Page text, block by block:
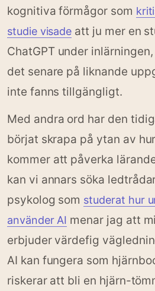
kognitiva förmågor som
studie visade att ju mer en
ChatGPT under
det senare på liknande
inte fanns tillgängligt.
Med andra ord har den
börjat skrapa på ytan av
kommer att påverka
kan vi annars söka
psykolog som studerat hur
använder AI menar jag att
erbjuder värdefig
AI kan fungera som
riskerar att bli en hjärn-